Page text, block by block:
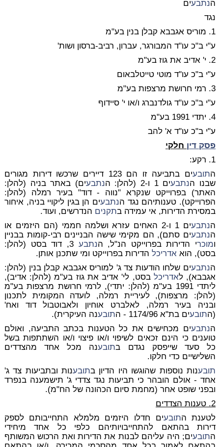
הנתבעים
נגד
1. מוריס אגבבא קבלן בנין בע"מ
ע"י ב"כ עו"ד המבורגר, עברון, רביב-ברסון ושות'
2. י' אדיב את גוז בע"מ
ע"י ב"כ עו"ד מוטי טייטלבאום
3. רמי חרושת מרצפות בע"מ
ע"י ב"כ עו"ד גולדנברג ו/או י' סיידוף
4. יתדי 1991 בע"מ
ע"י ב"כ עו"ד א' להב
פסק דין חלקי
1. רקע:
התובע
ים בתביעה זו הם 123 דיירים שרכשו דירות מגורים
שבנו הנתבעים 1 ו-2 (להלן: ה נתבעים) באתר בניה (להלן:
האתר) בפרוייקט שנקרא "נווה - דוד" בעיר רמלה (להלן:
הפרוייקט). טענותיהם נגד הנתבעים הן בגין ליקויי בניה, איחור
במסירת הדירות, אי עמידה בתקנים הנדרשים, ועוד.
הנתבע
ים 1 ו-2 האחים עזרא ושלמה חממי (הם היזמים או
הנתבעים סתם), הם מקימי שישה הבניינים רבי-קומות בבניין
ומוכרי הדירות בפרוייקט הנ"ל, הנתבע
3, דוד בסט (להלן:
בסט), הוא אדריכלהדירות בפרוייקט ומי שתכנן אותן.
הנתבעים שלחו הודעות צד ג' למוריס אגבבא קבלן בנין (להלן:
אגבבא), לאדריכל בסט, לי' אדיב את גוז בע"מ (להלן: אדיב),
ליתדי 1991 בע"מ (להלן: יתדי), לרמי חרושת מרצפות בע"מ
(להלן: מרצפות), לעיריית רמלה, לועדה המקומית לתכנון
ובניה בעיר רמלה, לאלברט אוחיון ולאבוטבול דוד ואח'
(התובעים בת"א 1174/96 - ה תובענה העיקרית).
הנתבעים מכחישים את כל הטענות בכתב התביעה, ואולם
טוענים כי הינם זכאים לשיפוי ו/או פיצוי ו/או השתתפות בשל
כל סעד שייפסק נגדם בתובענה מכל אחד מהצדדים
השלישיים כדי חלקו.
תובענות נוספות שהוגשו היו הדיון בתובענות ובתביעות צד ג'
אחד - אולם הובהר כי תביעות נגד צדדי ג' תישמענה בנפרד
ובפני שופט אחר (מחמת סיום הכהונה של הח"מ).
2. טענות הצדדים
לטענת התובעים חדלו היזמים מלמלא התחייבותם לספק
דירות בהתאם להתחייבויותיהם כלפי כל אחד מיחידי
התובעים; היה עליהם לבנות את הדירות ואת הרכוש המשותף